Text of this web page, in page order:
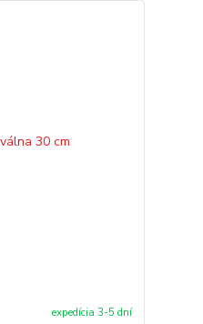
expedícia 3-5 dní